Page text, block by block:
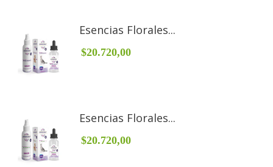
Esencias Florales...
$20.720,00
Esencias Florales...
$20.720,00